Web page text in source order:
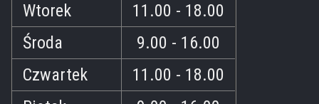
Wtorek
11.00 - 18.00
Środa
9.00 - 16.00
Czwartek
11.00 - 18.00